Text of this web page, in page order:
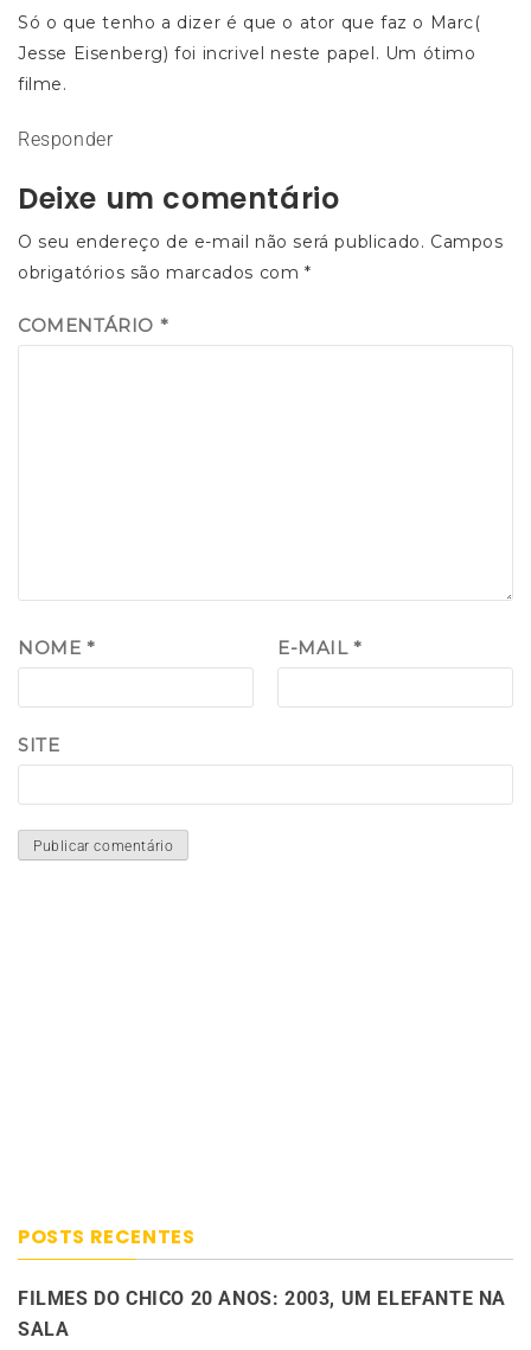
Só o que tenho a dizer é que o ator que faz o Marc(
Jesse Eisenberg) foi incrivel neste papel. Um ótimo
filme.
Responder
Deixe um comentário
O seu endereço de e-mail não será publicado. Campos
obrigatórios são marcados com*
COMENTÁRIO *
NOME * E-MAIL*
SITE
POSTS RECENTES
FILMES DO CHICO 20 ANOS: 2003, UM ELEFANTE NA
SALA